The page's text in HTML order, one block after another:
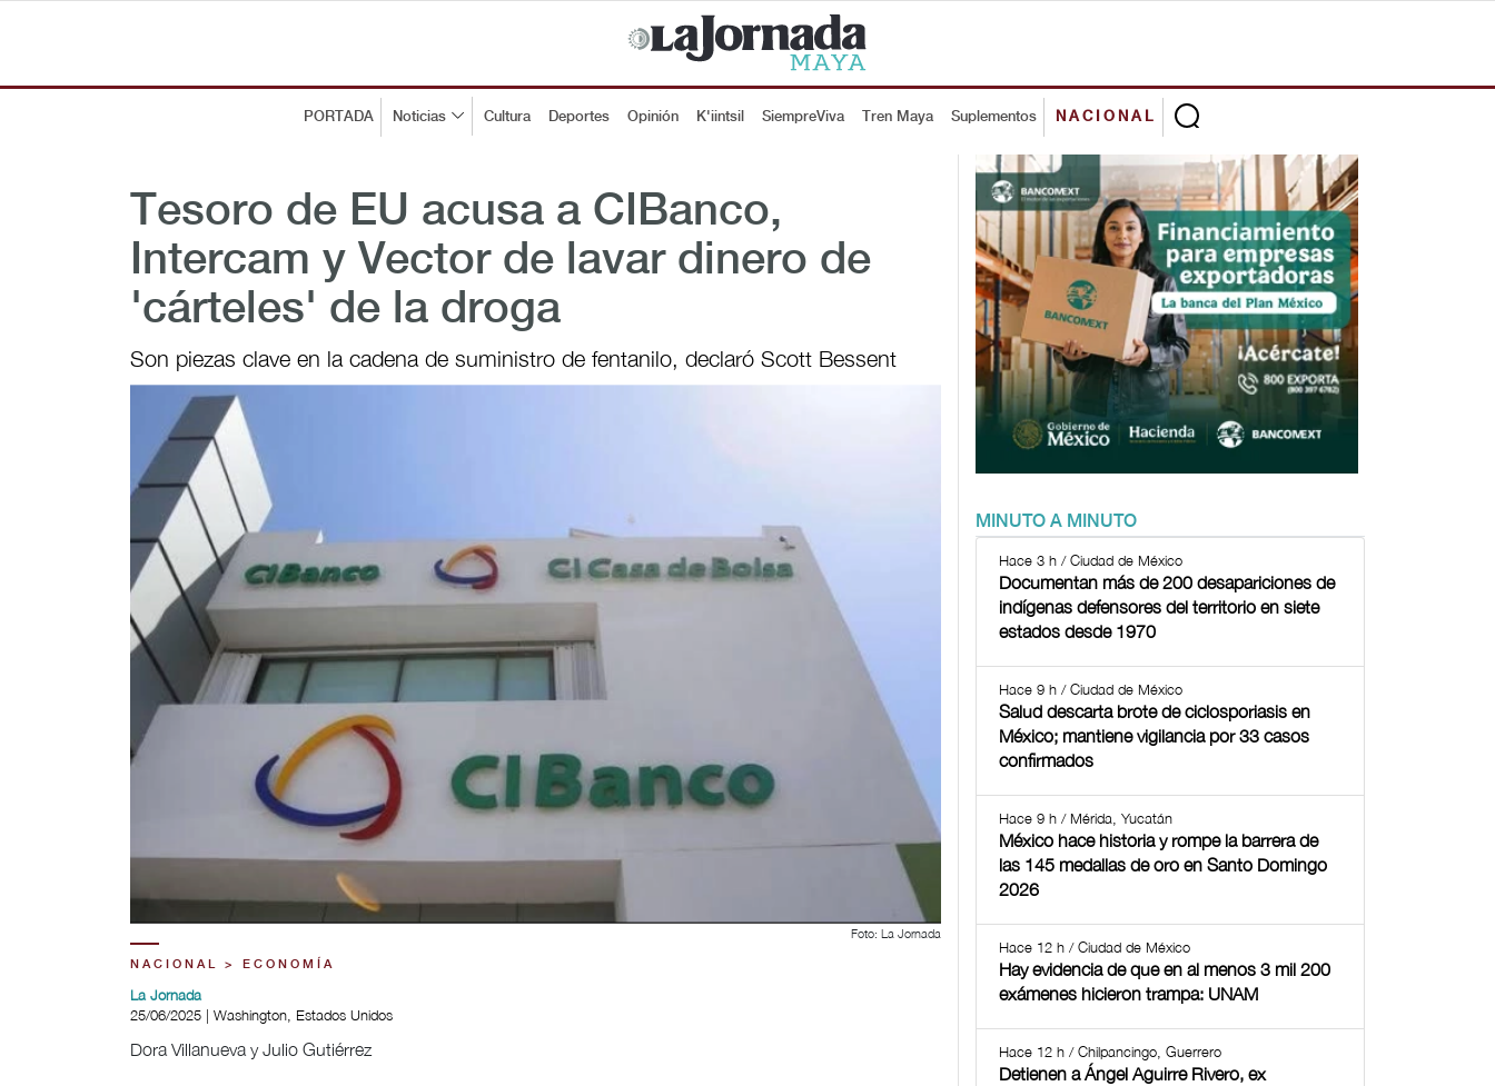
PORTADA Noticias Cultura Deportes Opinión K'iintsil SiempreViva Tren Maya Suplementos NACIONAL
Tesoro de EU acusa a CIBanco,
Intercam y Vector de lavar dinero de
'cárteles' de la droga
Son piezas clave en la cadena de suministro de fentanilo, declaró Scott Bessent
Foto: La Jornada
NACIONAL > ECONOMÍA
La Jornada
25/06/2025 | Washington, Estados Unidos
Dora Villanueva y Julio Gutiérrez
MINUTO A MINUTO
Hace 3 h / Ciudad de México
Documentan más de 200 desapariciones de
indígenas defensores del territorio en siete
estados desde 1970
Hace 9 h / Ciudad de México
Salud descarta brote de ciclosporiasis en
México; mantiene vigilancia por 33 casos
confirmados
Hace 9 h / Mérida, Yucatán
México hace historia y rompe la barrera de
las 145 medallas de oro en Santo Domingo
2026
Hace 12 h / Ciudad de México
Hay evidencia de que en al menos 3 mil 200
exámenes hicieron trampa: UNAM
Hace 12 h / Chilpancingo, Guerrero
Detienen a Ángel Aguirre Rivero, ex